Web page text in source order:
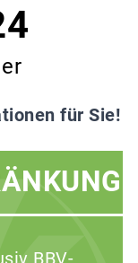
für Sie!
BBV-